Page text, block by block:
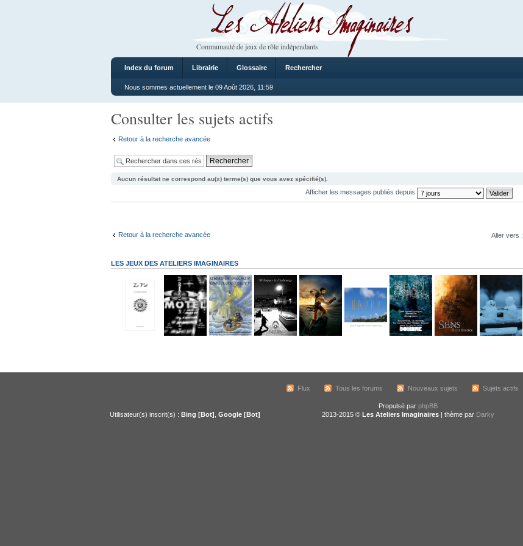
Les Ateliers Imaginaires
Communauté de jeux de rôle indépendants
Index du forum Librairie Glossaire Rechercher
Nous sommes actuellement le 09 Août 2026, 11:59
Consulter les sujets actifs
Retour à la recherche avancée
Aucun résultat ne correspond au(x) terme(s) que vous avez spécifié(s).
Afficher les messages publiés depuis
Retour à la recherche avancée Aller vers :
LES JEUX DES ATELIERS IMAGINAIRES
Flux Tous les forums Nouveaux sujets Sujets actifs
Utilisateur(s) inscrit(s) : Bing [Bot] Google [Bot]
Propulsé par phpBB
2013-2015 © Les Ateliers Imaginaires | thème par Darky